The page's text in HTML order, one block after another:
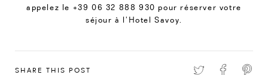
appelez le +39 06 32 888 930 pour réserver votre
séjour à l’Hotel Savoy.
SHARE THIS POST